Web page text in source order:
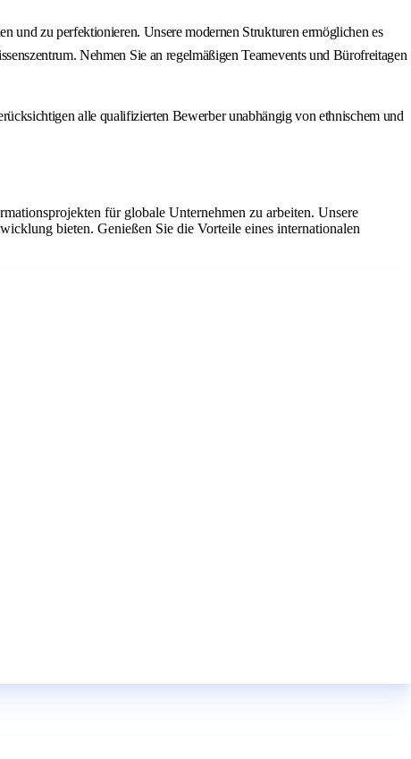
und zu perfektionieren. Unsere modernen Strukturen ermöglichen es
Nehmen Sie an regelmäßigen Teamevents und Bürofreitagen
alle qualifizierten Bewerber unabhängig von ethnischem und
für globale Unternehmen zu arbeiten. Unsere
bieten. Genießen Sie die Vorteile eines internationalen